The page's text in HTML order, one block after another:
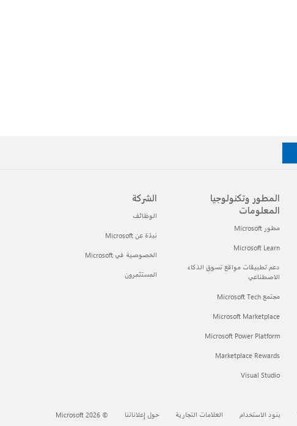
المطور وتكنولوجيا
المعلومات
مطور Microsoft
Microsoft Learn
دعم تطبيقات مواقع تسوق الذكاء
الاصطناعي
مجتمع Microsoft Tech
Microsoft Marketplace
Microsoft Power Platform
Marketplace Rewards
Visual Studio
الشركة
الوظائف
نبذة عن Microsoft
الخصوصية في Microsoft
المستثمرون
بنود الاستخدام العلامات التجارية حول إعلاناتنا © Microsoft 2026